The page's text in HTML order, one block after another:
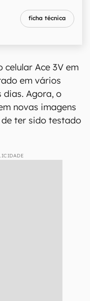
ficha técnica
celular Ace 3V em
em vários
dias. Agora, o
novas imagens
ter sido testado